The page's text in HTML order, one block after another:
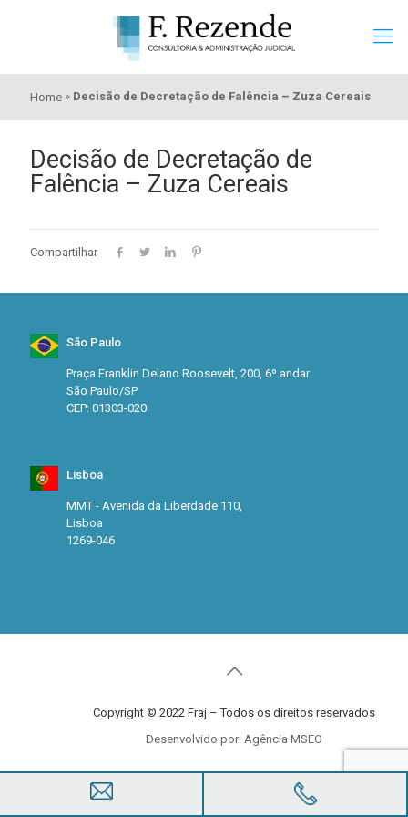
Home » Decisão de Decretação de Falência – Zuza Cereais
Decisão de Decretação de
Falência – Zuza Cereais
Compartilhar
São Paulo
Praça Franklin Delano Roosevelt, 200, 6º andar
São Paulo/SP
CEP: 01303-020
Lisboa
MMT - Avenida da Liberdade 110,
Lisboa
1269-046
Copyright © 2022 Fraj – Todos os direitos reservados
Desenvolvido por: Agência MSEO